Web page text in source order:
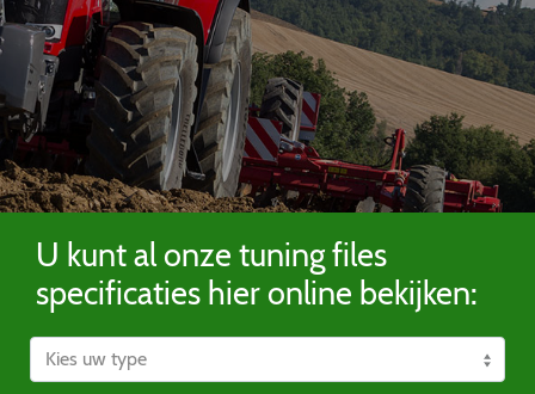
U kunt al onze tuning files
specificaties hier online bekijken: